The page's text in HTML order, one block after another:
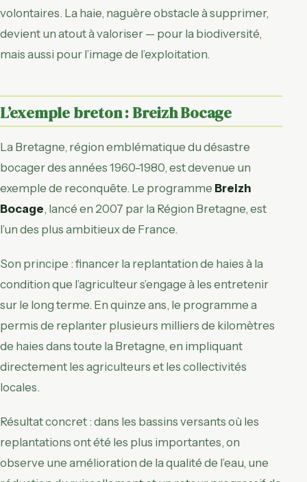
volontaires. La haie, naguère obstacle à supprimer,
devient un atout à valoriser — pour la biodiversité,
mais aussi pour l’image de l’exploitation.
L’exemple breton : Breizh Bocage
La Bretagne, région emblématique du désastre
bocager des années 1960-1980, est devenue un
exemple de reconquête. Le programme Breizh
Bocage, lancé en 2007 par la Région Bretagne, est
l’un des plus ambitieux de France.
Son principe : financer la replantation de haies à la
condition que l’agriculteur s’engage à les entretenir
sur le long terme. En quinze ans, le programme a
permis de replanter plusieurs milliers de kilomètres
de haies dans toute la Bretagne, en impliquant
directement les agriculteurs et les collectivités
locales.
Résultat concret : dans les bassins versants où les
replantations ont été les plus importantes, on
observe une amélioration de la qualité de l’eau, une